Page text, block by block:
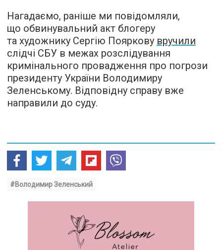
Нагадаємо, раніше ми повідомляли,
що обвинувальний акт блогеру
та художнику Сергію Пояркову вручили
слідчі СБУ в межах розслідування
кримінального провадження про погрози
президенту України Володимиру
Зеленському. Відповідну справу вже
направили до суду.
#Володимир Зеленський